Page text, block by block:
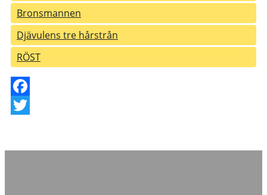
Bronsmannen
Djävulens tre hårstrån
RÖST
Facebook